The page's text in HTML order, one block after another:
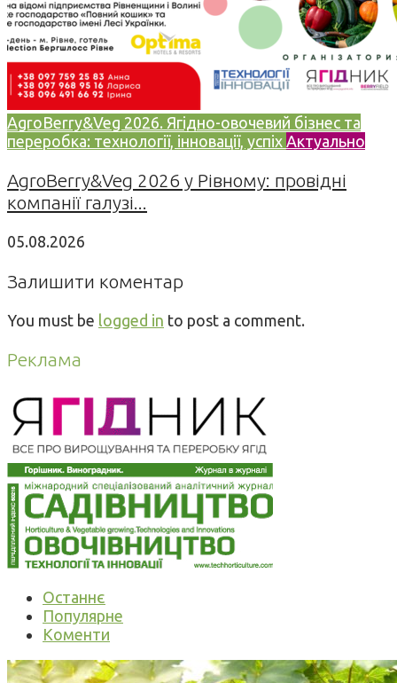
AgroBerry&Veg 2026. Ягідно-овочевий бізнес та
переробка: технології, інновації, успіх Актуально
AgroBerry&Veg 2026 у Рівному: провідні
компанії галузі...
05.08.2026
Залишити коментар
You must be logged in to post a comment.
Реклама
Останнє
Популярне
Коменти